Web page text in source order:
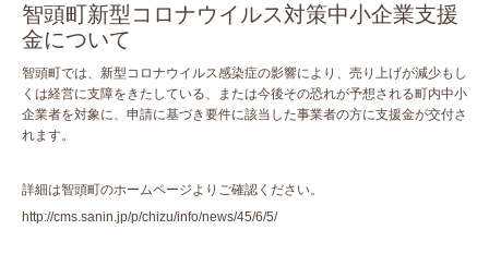
智頭町新型コロナウイルス対策中小企業支援
金について
智頭町では、新型コロナウイルス感染症の影響により、売り上げが減少もし
くは経営に支障をきたしている、または今後その恐れが予想される町内中小
企業者を対象に、申請に基づき要件に該当した事業者の方に支援金が交付さ
れます。
詳細は智頭町のホームページよりご確認ください。
http://cms.sanin.jp/p/chizu/info/news/45/6/5/